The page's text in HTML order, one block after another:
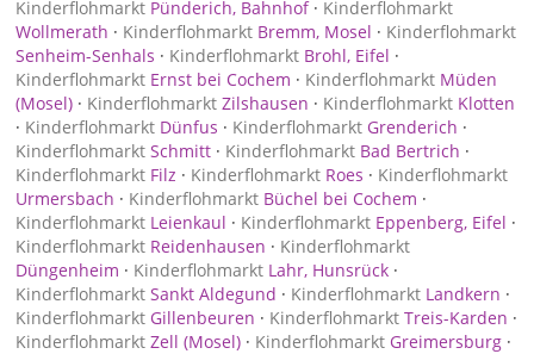
Kinderflohmarkt Pünderich, Bahnhof· Kinderflohmarkt
Wollmerath · Kinderflohmarkt Bremm, Mosel · Kinderflohmarkt
Senheim-Senhals · Kinderflohmarkt Brohl, Eifel ·
Kinderflohmarkt Ernst bei Cochem · Kinderflohmarkt Müden
(Mosel) · Kinderflohmarkt Zilshausen · Kinderflohmarkt Klotten
· Kinderflohmarkt Dünfus · Kinderflohmarkt Grenderich ·
Kinderflohmarkt Schmitt · Kinderflohmarkt Bad Bertrich ·
Kinderflohmarkt Filz · Kinderflohmarkt Roes · Kinderflohmarkt
Urmersbach · Kinderflohmarkt Büchel bei Cochem ·
Kinderflohmarkt Leienkaul · Kinderflohmarkt Eppenberg, Eifel ·
Kinderflohmarkt Reidenhausen · Kinderflohmarkt
Düngenheim · Kinderflohmarkt Lahr, Hunsrück ·
Kinderflohmarkt Sankt Aldegund · Kinderflohmarkt Landkern ·
Kinderflohmarkt Gillenbeuren · Kinderflohmarkt Treis-Karden ·
Kinderflohmarkt Zell (Mosel) · Kinderflohmarkt Greimersburg ·